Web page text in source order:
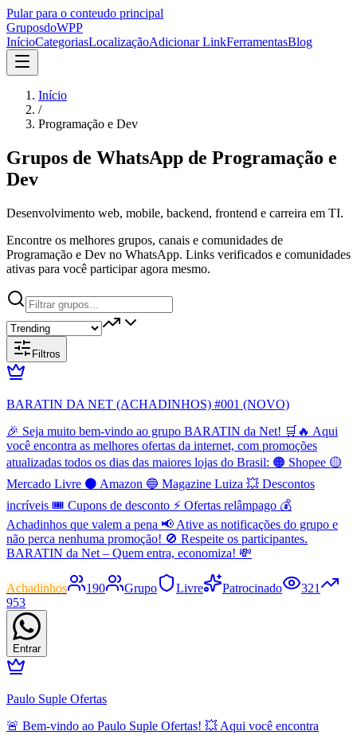
Pular para o conteudo principal
GruposdoWPP
InícioCategoriasLocalizaçãoAdicionar LinkFerramentasBlog
Início
/
Programação e Dev
Grupos de WhatsApp de Programação e
Dev
Desenvolvimento web, mobile, backend, frontend e carreira em TI.
Encontre os melhores grupos, canais e comunidades de
Programação e Dev no WhatsApp. Links verificados e comunidades
ativas para você participar agora mesmo.
Filtros
BARATIN DA NET (ACHADINHOS) #001 (NOVO)
🎉 Seja muito bem-vindo ao grupo BARATIN da Net! 🛒🔥 Aqui
você encontra as melhores ofertas da internet, com promoções
atualizadas todos os dias das maiores lojas do Brasil: 🟠 Shopee 🟡
Mercado Livre ⚫ Amazon 🔵 Magazine Luiza 💥 Descontos
incríveis 🎟️ Cupons de desconto ⚡ Ofertas relâmpago 💰
Achadinhos que valem a pena 📢 Ative as notificações do grupo e
não perca nenhuma promoção! 🚫 Respeite os participantes.
BARATIN da Net – Quem entra, economiza! 💸
Achadinhos 190 Grupo Livre Patrocinado
321
953
Entrar
Paulo Suple Ofertas
🚨 Bem-vindo ao Paulo Suple Ofertas! 💥 Aqui você encontra